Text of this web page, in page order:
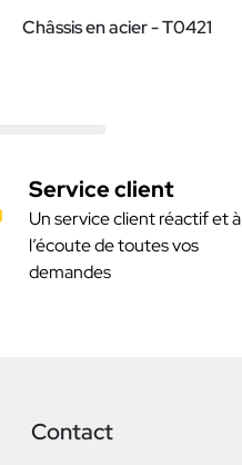
Châssis en acier - T0421
Service client
Un service client réactif et à
l’écoute de toutes vos
demandes
Contact